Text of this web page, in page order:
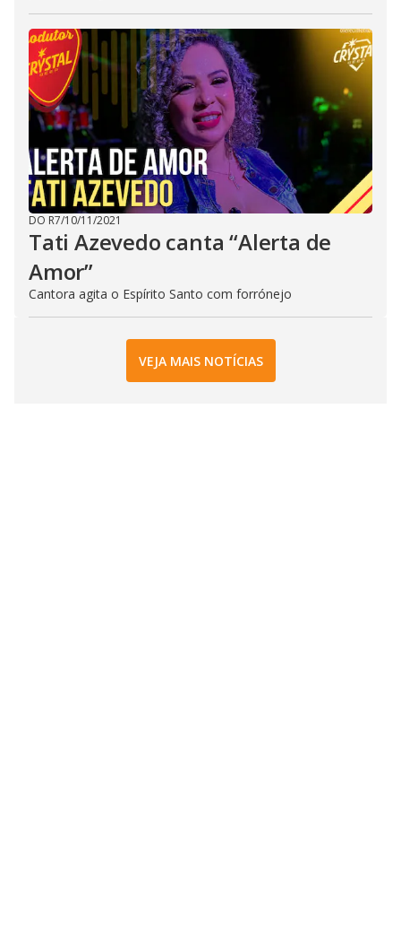
DO R7/10/11/2021
Tati Azevedo canta “Alerta de
Amor”
Cantora agita o Espírito Santo com forrónejo
VEJA MAIS NOTÍCIAS